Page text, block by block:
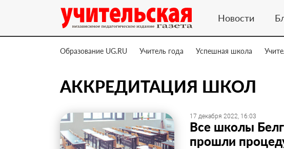
Новости
Образование UG.RU Учитель года Успешная школа
АККРЕДИТАЦИЯ ШКОЛ
17 декабря 2022, 16:03
Все школы
прошли